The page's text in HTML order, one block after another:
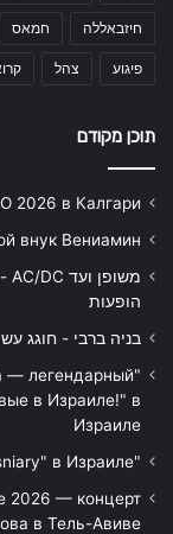
חיזבאללה חמאס
פיגוע צהל
תוכן מקודם
2026 в Калгари
внук Вениамин
הופעות
בניה ברבי - חוגג עשור על הבמות!
— легендарный
в Израиле!" в
Израиле
"Песняры — Pesniary" в Израиле
2026 — концерт
в Тель-Авиве